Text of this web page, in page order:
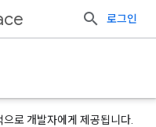
로그인
로 개발자에게 제공됩니다.